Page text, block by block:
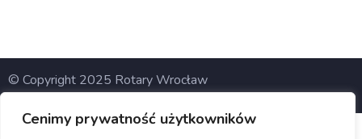
Cenimy prywatność użytkowników
© Copyright 2025 Rotary Wrocław